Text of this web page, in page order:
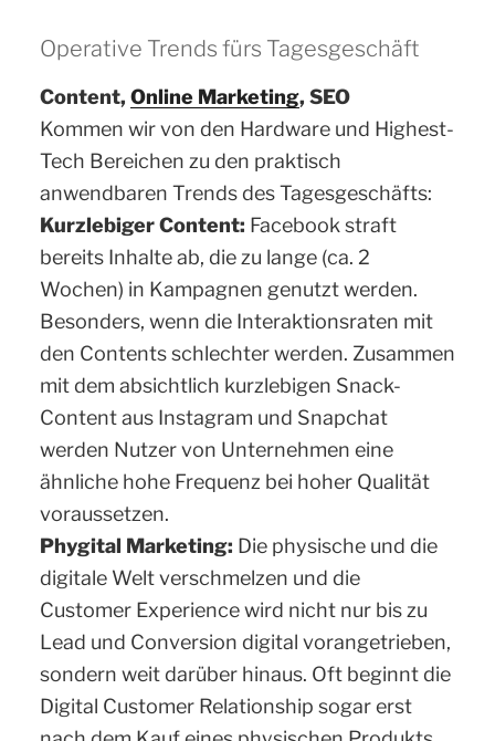
Operative Trends fürs Tagesgeschäft
Content, Online Marketing, SEO
Kommen wir von den Hardware und Highest-
Tech Bereichen zu den praktisch
anwendbaren Trends des Tagesgeschäfts:
Kurzlebiger Content: Facebook straft
bereits Inhalte ab, die zu lange (ca. 2
Wochen) in Kampagnen genutzt werden.
Besonders, wenn die Interaktionsraten mit
den Contents schlechter werden. Zusammen
mit dem absichtlich kurzlebigen Snack-
Content aus Instagram und Snapchat
werden Nutzer von Unternehmen eine
ähnliche hohe Frequenz bei hoher Qualität
voraussetzen.
Phygital Marketing: Die physische und die
digitale Welt verschmelzen und die
Customer Experience wird nicht nur bis zu
Lead und Conversion digital vorangetrieben,
sondern weit darüber hinaus. Oft beginnt die
Digital Customer Relationship sogar erst